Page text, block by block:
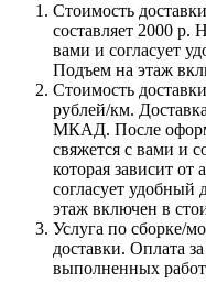
Стоимость
составляет 2000 р.
вами и согласует
Подъем на этаж
Стоимость
рублей/км.
МКАД. После
свяжется с вами и
которая зависит от
согласует удобный
этаж включен в
Услуга по сборке/
доставки. Оплата
выполненных